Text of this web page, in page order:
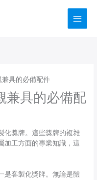
具的必備配件
兼具的必備配
化獎牌。這些獎牌的複雜
加工方面的專業知識，這
是客製化獎牌。無論是體